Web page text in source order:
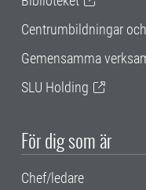
Centrumbildningar
Gemensamma
SLU Holding
För dig som är
Chef/ledare